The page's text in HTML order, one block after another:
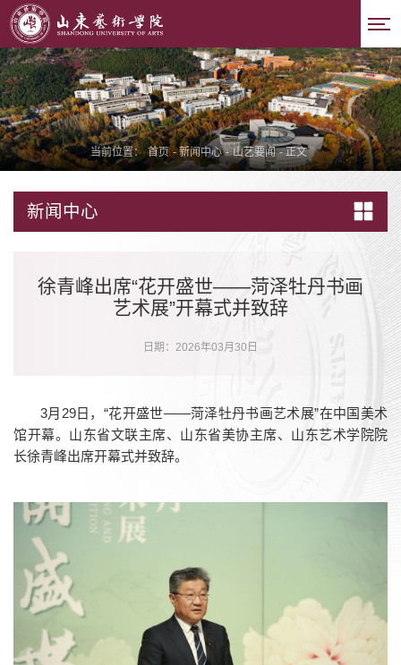
当前位置： 首页 - 新闻中心 - 山艺要闻 - 正文
新闻中心
徐青峰出席“花开盛世——菏泽牡丹书画
艺术展”开幕式并致辞
日期：2026年03月30日
3月29日，“花开盛世——菏泽牡丹书画艺术展”在中国美术
馆开幕。山东省文联主席、山东省美协主席、山东艺术学院院
长徐青峰出席开幕式并致辞。